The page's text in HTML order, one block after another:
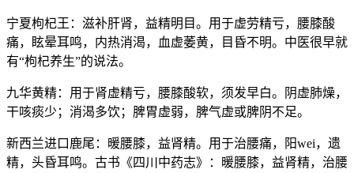
宁夏枸杞王：滋补肝肾，益精明目。用于虚劳精亏，腰膝酸
痛，眩晕耳鸣，内热消渴，血虚萎黄，目昏不明。中医很早就
有“枸杞养生”的说法。
九华黄精：用于肾虚精亏，腰膝酸软，须发早白。阴虚肺燥，
干咳痰少；消渴多饮；脾胃虚弱，脾气虚或脾阴不足。
新西兰进口鹿尾：暖腰膝，益肾精。用于治腰痛，阳wei，遗
精，头昏耳鸣。古书《四川中药志》：暖腰膝，益肾精，治腰